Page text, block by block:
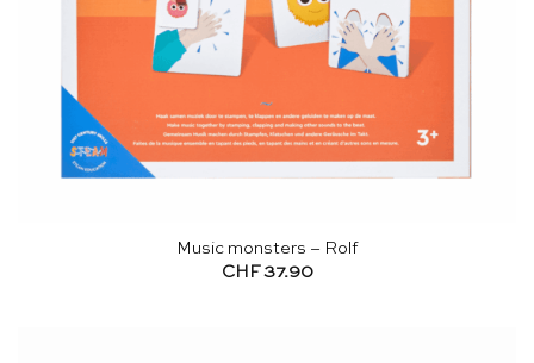
Music monsters – Rolf
CHF37.90